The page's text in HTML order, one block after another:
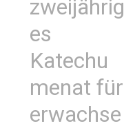
zweijährig
es
Katechu
menat für
erwachse